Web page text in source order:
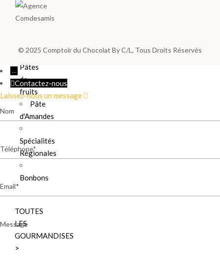
Pâtes
de
fruits
Pâte
d'Amandes
Spécialités
Régionales
Bonbons
TOUTES
LES
GOURMANDISES
>
© 2025 Comptoir du Chocolat By C/L, Tous Droits Réservés
←
Contactez-nous
Laissez-nous un message
Nom
Téléphone
Email
Message